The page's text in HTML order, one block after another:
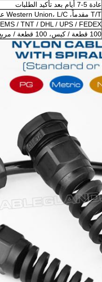
عادة 5-7 أيام بعد تأكيد الطلبات
T/T مقدماً، Western Union، L/C عند الرؤية
EMS / TNT / DHL / UPS / FEDEX / عن طريق البحر / عن طريق الجو أو حسب الحاجة
100 قطعة / كيس، 100 قطعة / مربع لون، يمكن تخصيص التعبئة الخاصة حسب الطلب